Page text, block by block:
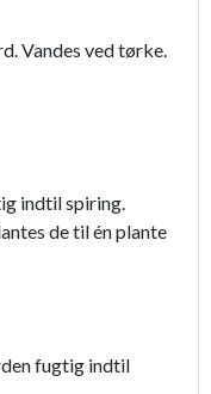
Vandes ved tørke.
indtil spiring.
de til én plante
fugtig indtil